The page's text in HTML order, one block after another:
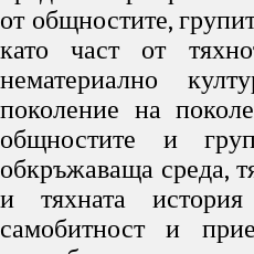
от общностите,
като част от
нематериално
поколение на
общностите и
обкръжаваща среда,
и тяхната
самобитност и